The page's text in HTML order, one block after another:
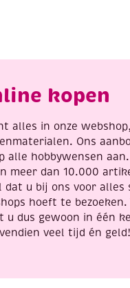
kopen
alles in onze webshop,
Ons
alle hobbywensen aan.
meer dan 10.000
dat u bij ons voor alles
hoeft te
u dus gewoon in één
veel tijd én geld!